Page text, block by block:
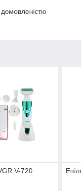
V-720